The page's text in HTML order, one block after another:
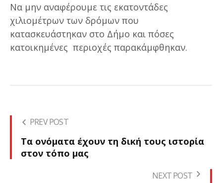
Να μην αναφέρουμε τις εκατοντάδες
χιλιομέτρων των δρόμων που
κατασκευάστηκαν στο Δήμο και πόσες
κατοικημένες περιοχές παρακάμφθηκαν.
PREV POST
Τα ονόματα έχουν τη δική τους ιστορία
στον τόπο μας
NEXT POST